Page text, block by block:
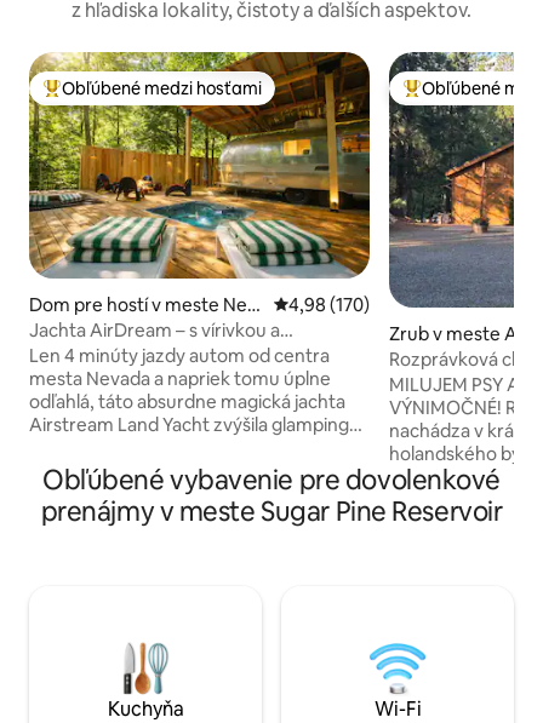
z hľadiska lokality, čistoty a ďalších aspektov.
Najobľúbenejšie medzi hosťami
Obľúbené medzi hosťami
Dom pre hostí v meste Nev
ada City
Priemerné ohodnotenie 4,98 z
4,98 (170)
Jachta AirDream – s vírivkou a
prístupom k potoku
Len 4 minúty jazdy autom od centra
mesta Nevada a napriek tomu úplne
odľahlá, táto absurdne magická jachta
Airstream Land Yacht zvýšila glamping
úplne zasadení pod korunami stromov a
zároveň si zachovávate pohodlie
každého stvorenia, ktoré si dokážete
dizajn a vytvorenie tohto epického, ale
romantického, jedinečného
Najobľúbenejšie
Obľúbené
Zrub v meste Alta
Rozprávková
golf
MILUJEM PSY A
VÝNIMOČNÉ! Rozprávková chata sa
nachádza v
holandského
a brána I-80 do High
možnosti na
plávanie,
zalesnenej
diaľnicu I-80
nadmorskej
deti a domáce
Obľúbené vybavenie pre dovolenkové
prenájmy v meste Sugar Pine Reservoir
Kuchyňa Wi-Fi